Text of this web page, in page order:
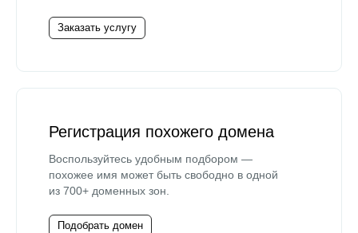
Заказать услугу
Регистрация похожего домена
Воспользуйтесь удобным подбором —
похожее имя может быть свободно в одной
из 700+ доменных зон.
Подобрать домен